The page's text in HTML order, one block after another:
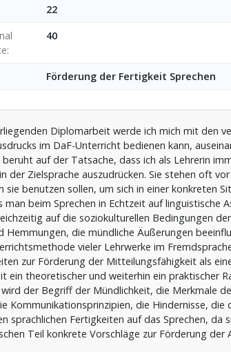
22
40
Förderung der Fertigkeit Sprechen
Diplomarbeit werde ich mich mit den
im DaF-Unterricht bedienen kann,
auf der Tatsache, dass ich als Lehrerin
der Zielsprache auszudrücken. Sie stehen oft
sie benutzen sollen, um sich in einer konkreten
beim Sprechen in Echtzeit auf linguistische
auf die soziokulturellen Bedingungen
Hemmungen, die mündliche Äußerungen
vieler Lehrwerke im
zur Förderung der Mitteilungsfähigkeit als
ein theoretischer und weiterhin ein praktischer
der Begriff der Mündlichkeit, die Merkmale
Kommunikationsprinzipien, die Hindernisse,
sprachlichen Fertigkeiten auf das Sprechen,
Teil konkrete Vorschläge zur Förderung